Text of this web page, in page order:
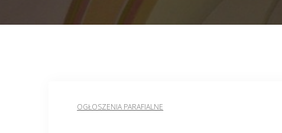
OGŁOSZENIA PARAFIALNE